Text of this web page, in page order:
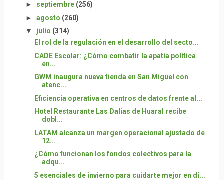
► septiembre (256)
► agosto (260)
▼ julio (314)
El rol de la regulación en el desarrollo del secto...
CADE Escolar: ¿Cómo combatir la apatía política
en...
GWM inaugura nueva tienda en San Miguel con
atenc...
Eficiencia operativa en centros de datos frente al...
Hotel Restaurante Las Dalias de Huaral recibe
dobl...
LATAM alcanza un margen operacional ajustado de
12...
¿Cómo funcionan los fondos colectivos para la
adqu...
5 esenciales de invierno para cuidarte mejor en dí...